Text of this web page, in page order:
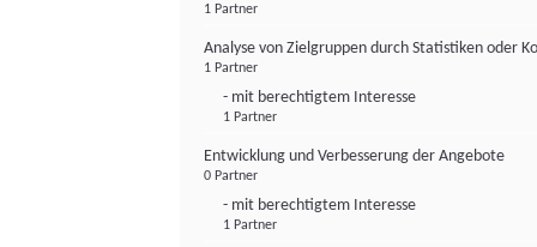
1 Partner
Analyse von Zielgruppen durch Statistiken oder
1 Partner
- mit berechtigtem Interesse
1 Partner
Entwicklung und Verbesserung der Angebote
0 Partner
- mit berechtigtem Interesse
1 Partner